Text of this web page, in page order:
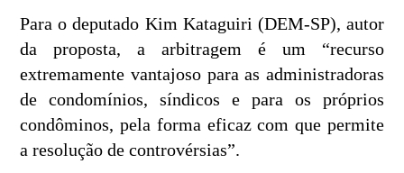
Para o deputado Kim Kataguiri (DEM-SP), autor
da proposta, a arbitragem é um “recurso
extremamente vantajoso para as administradoras
de condomínios, síndicos e para os próprios
condôminos, pela forma eficaz com que permite
a resolução de controvérsias”.